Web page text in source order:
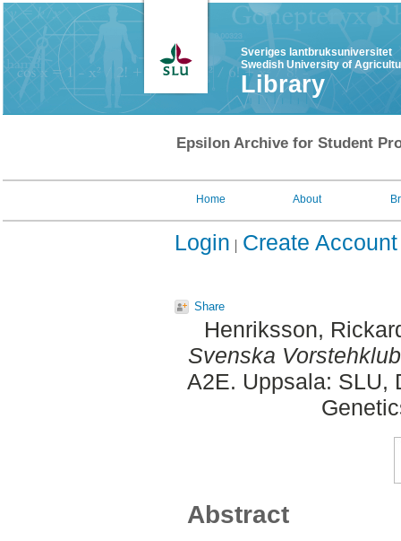
Sveriges lantbruksuniversitet
Swedish University of
Library
Epsilon Archive for Student
Home About
Login Create Account
Share
Henriksson,
Svenska
A2E. Uppsala: SLU,
Abstract